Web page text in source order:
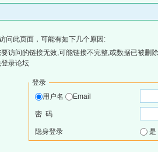
问此页面，可能有如下几个原因:
访问的链接无效,可能链接不完整,或数据已被删
录论坛
登录
用户名
Email
密 码
隐身登录